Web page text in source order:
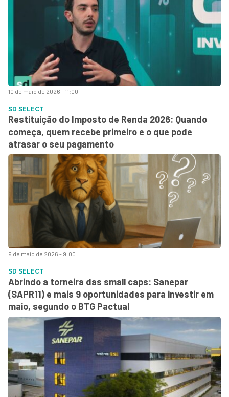
10 de maio de 2026 - 11:00
9 de maio de 2026 - 9:00
SD SELECT
Restituição do Imposto de Renda 2026: Quando
começa, quem recebe primeiro e o que pode
atrasar o seu pagamento
SD SELECT
Abrindo a torneira das small caps: Sanepar
(SAPR11) e mais 9 oportunidades para investir em
maio, segundo o BTG Pactual